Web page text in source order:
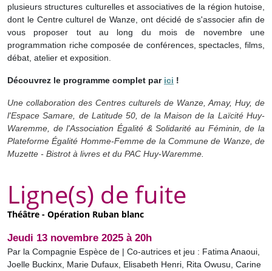
plusieurs structures culturelles et associatives de la région hutoise,
dont le Centre culturel de Wanze, ont décidé de s'associer afin de
vous proposer tout au long du mois de novembre une
programmation riche composée de conférences, spectacles, films,
débat, atelier et exposition.
Découvrez le programme complet par ici !
Une collaboration des Centres culturels de Wanze, Amay, Huy, de
l'Espace Samare, de Latitude 50, de la Maison de la Laïcité Huy-
Waremme, de l'Association Égalité & Solidarité au Féminin, de la
Plateforme Égalité Homme-Femme de la Commune de Wanze, de
Muzette - Bistrot à livres et du PAC Huy-Waremme.
Ligne(s) de fuite
Théâtre - Opération Ruban blanc
Jeudi 13 novembre 2025 à 20h
Par la Compagnie Espèce de | Co-autrices et jeu : Fatima Anaoui,
Joelle Buckinx, Marie Dufaux, Elisabeth Henri, Rita Owusu, Carine